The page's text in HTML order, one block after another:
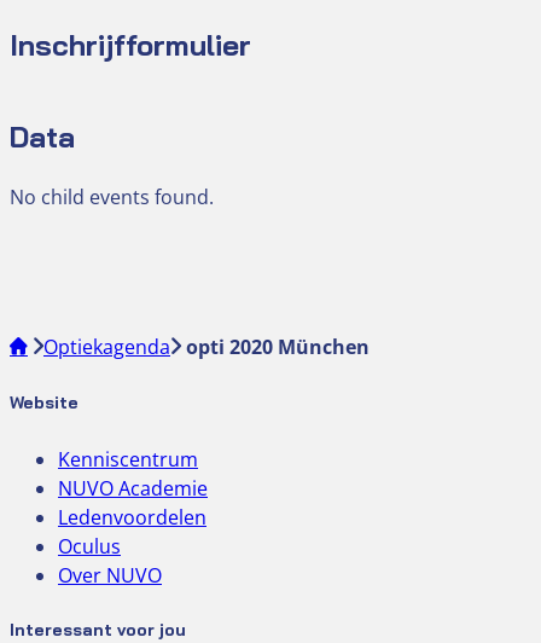
Inschrijfformulier
Data
No child events found.
Optiekagenda opti 2020 München
Website
Kenniscentrum
NUVO Academie
Ledenvoordelen
Oculus
Over NUVO
Interessant voor jou